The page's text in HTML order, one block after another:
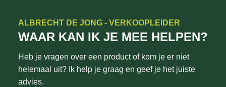
ALBRECHT DE JONG - VERKOOPLEIDER
WAAR KAN IK JE MEE HELPEN?
Heb je vragen over een product of kom je er niet
helemaal uit? Ik help je graag en geef je het juiste
advies.